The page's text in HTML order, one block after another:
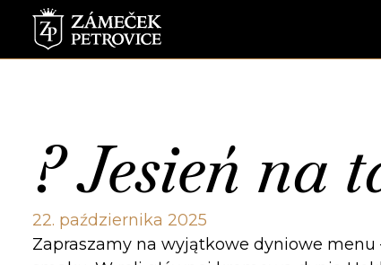
? Jesień na
22. października 2025
Zapraszamy na wyjątkowe dyniowe menu